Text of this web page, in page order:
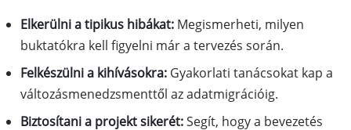
Elkerülni a tipikus hibákat: Megismerheti, milyen
buktatókra kell figyelni már a tervezés során.
Felkészülni a kihívásokra: Gyakorlati tanácsokat kap a
változásmenedzsmenttől az adatmigrációig.
Biztosítani a projekt sikerét:Segít, hogy a bevezetés